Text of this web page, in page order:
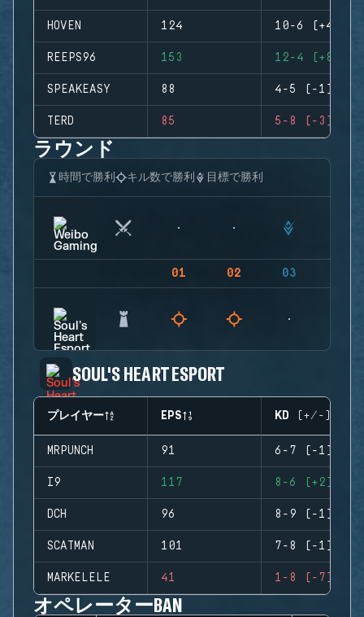
HOVEN 124 10-6 (+4)
REEPS96 153 12-4 (+8)
SPEAKEASY 88 4-5 (-1)
TERD 85 5-8 (-3)
ラウンド
時間で勝利 キル数で勝利 目標で勝利
01 02 03
SOUL'S HEART ESPORT
プレイヤー EPS KD (+/-)
MRPUNCH 91 6-7 (-1)
I9 117 8-6 (+2)
DCH 96 8-9 (-1)
SCATMAN 101 7-8 (-1)
MARKELELE 41 1-8 (-7)
オペレーターBAN